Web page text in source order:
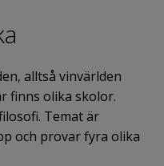
alltså vinvärlden
finns olika skolor.
Temat är
och provar fyra olika